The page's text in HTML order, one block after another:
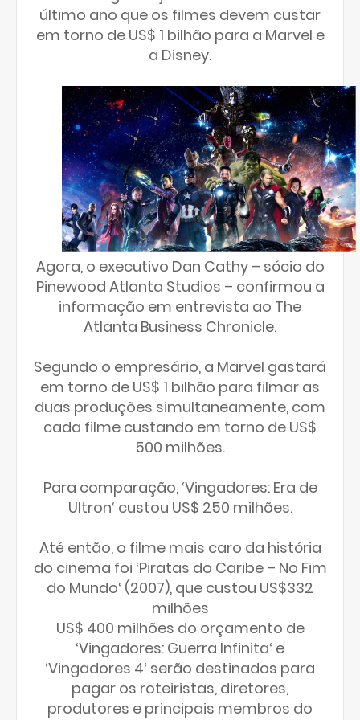
último ano que os filmes devem custar
em torno de US$ 1 bilhão para a Marvel e
a Disney.
Agora, o executivo Dan Cathy – sócio do
Pinewood Atlanta Studios – confirmou a
informação em entrevista ao The
Atlanta Business Chronicle.
Segundo o empresário, a Marvel gastará
em torno de US$ 1 bilhão para filmar as
duas produções simultaneamente, com
cada filme custando em torno de US$
500 milhões.
Para comparação, ‘Vingadores: Era de
Ultron‘ custou US$ 250 milhões.
Até então, o filme mais caro da história
do cinema foi ‘Piratas do Caribe – No Fim
do Mundo‘ (2007), que custou US$332
milhões
US$ 400 milhões do orçamento de
‘Vingadores: Guerra Infinita‘ e
‘Vingadores 4‘ serão destinados para
pagar os roteiristas, diretores,
produtores e principais membros do